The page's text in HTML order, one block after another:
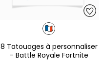
8 Tatouages à personnaliser
- Battle Royale Fortnite